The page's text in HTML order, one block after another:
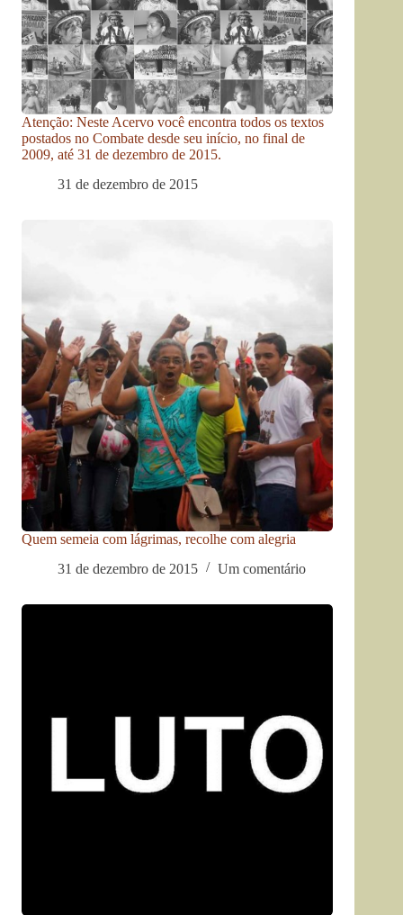
Atenção: Neste Acervo você encontra todos os textos
postados no Combate desde seu início, no final de
2009, até 31 de dezembro de 2015.
31 de dezembro de 2015
Quem semeia com lágrimas, recolhe com alegria
31 de dezembro de 2015
Um comentário